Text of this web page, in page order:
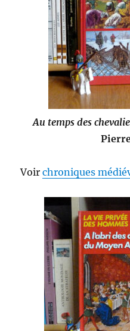
Au temps des
Voirchroniques